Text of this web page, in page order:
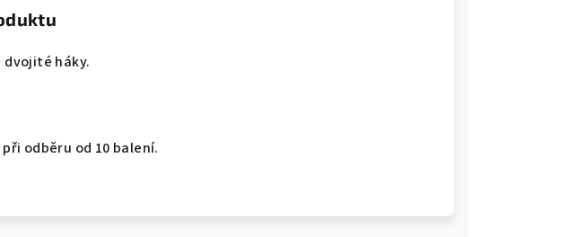
dvojité háky.
odběru od 10 balení.